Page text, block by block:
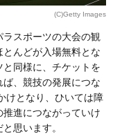
(C)Getty Images
スポーツの大会の観
んどが入場無料とな
同様に、チケットを
、競技の発展につな
けとなり、ひいては障
進につながっていけ
思います。